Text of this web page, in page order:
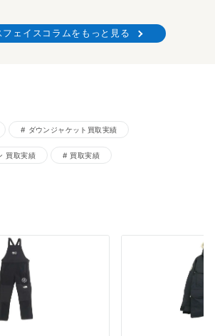
フェイスコラムをもっと見る
ダウンジャケット買取実績
買取実績 買取実績